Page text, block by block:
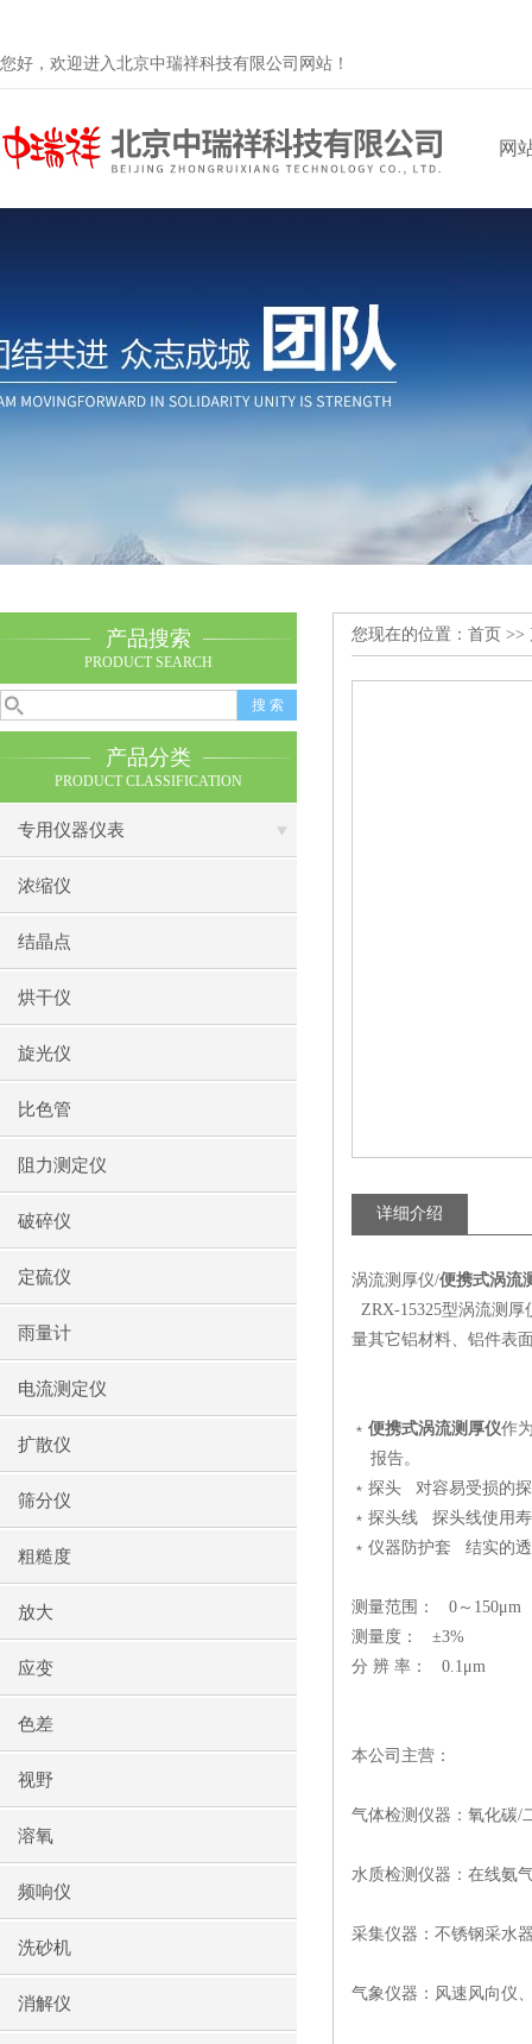
您好，欢迎进入北京中瑞祥科技有限公司网站！
网
产品搜索
PRODUCT SEARCH
产品分类
PRODUCT CLASSIFICATION
专用仪器仪表
浓缩仪
结晶点
烘干仪
旋光仪
比色管
阻力测定仪
破碎仪
定硫仪
雨量计
电流测定仪
扩散仪
筛分仪
粗糙度
放大
应变
色差
视野
溶氧
频响仪
洗砂机
消解仪
您现在的位置： 首页 >>
详细介绍
涡流测厚仪/便携式涡流
ZRX-15325型涡流测
量其它铝材料、铝件表
﹡ 便携式涡流测厚仪作
报告。
﹡探头 对容易受损的
﹡探头线 探头线使用
﹡仪器防护套 结实的
测量范围： 0～
测量度：
分 辨 率： 0.1μm
本公司主营：
气体检测仪器：氧化碳/
水质检测仪器：在线氨
采集仪器：不锈钢采水
气象仪器：风速风向仪